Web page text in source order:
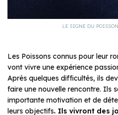
LE SIGNE DU
Les Poissons connus pour leur
vont vivre une expérience
Après quelques difficultés, ils
faire une nouvelle rencontre. Ils
importante motivation et de
leurs objectifs. Ils vivront des